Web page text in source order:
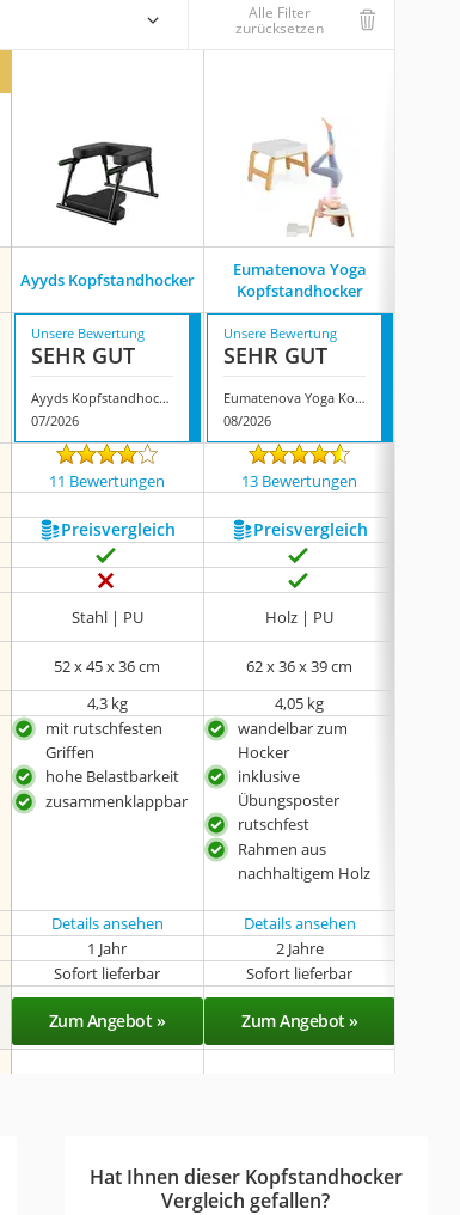
Alle Filter
zurücksetzen
Ayyds Kopfstandhocker
Eumatenova Yoga
Kopfstandhocker
Unsere Bewertung
SEHR GUT
Ayyds Kopfstandhocker
07/2026
Unsere Bewertung
SEHR GUT
Eumatenova Yoga Kopfstandhocker
08/2026
11 Bewertungen 13 Bewertungen
Preis­vergleich Preis­vergleich
Stahl | PU Holz | PU
52 x 45 x 36 cm 62 x 36 x 39 cm
4,3 kg 4,05 kg
mit rutschfesten
Griffen
hohe Belastbarkeit
zusammenklappbar
wandelbar zum
Hocker
inklusive
Übungsposter
rutschfest
Rahmen aus
nachhaltigem Holz
Details ansehen Details ansehen
1 Jahr 2 Jahre
Sofort lieferbar Sofort lieferbar
Zum Angebot » Zum Angebot »
Hat Ihnen dieser Kopfstandhocker
Vergleich gefallen?